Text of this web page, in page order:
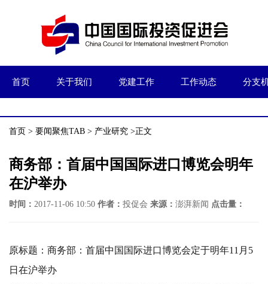
首页 关于我们 党建工作 工作动态 分支
首页 > 要闻聚焦TAB > 产业研究 >正文
商务部：首届中国国际进口博览会明年
在沪举办
时间： 2017-11-06 10:50 作者： 投促会 来源： 澎湃新闻 点击量：
原标题：商务部：首届中国国际进口博览会定于明年11月5
日在沪举办